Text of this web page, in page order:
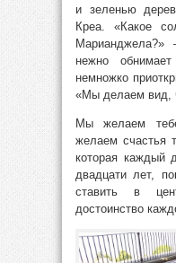
и зеленью
Креа. «Какое
Марианджела?»
нежно
немножко
«Мы делаем вид,
Мы желаем
желаем счастья
которая каждый
двадцати лет,
ставить в
достоинство